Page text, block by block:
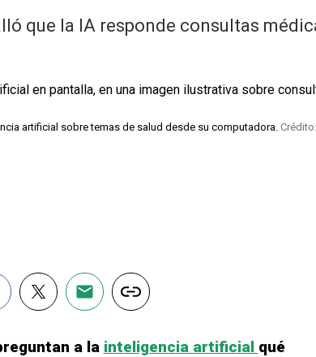
que la IA responde consultas
artificial sobre temas de salud desde su computadora.
a la inteligencia artificial qué